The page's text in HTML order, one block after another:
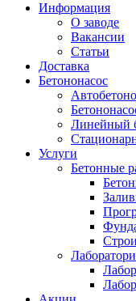
Информация
О заводе
Вакансии
Статьи
Доставка
Бетононасос
Линейный
Услуги
Бетонные